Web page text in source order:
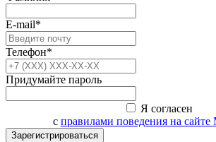
E-mail*
Телефон*
Придумайте пароль
Я согласен
с правилами поведения на
Зарегистрироваться